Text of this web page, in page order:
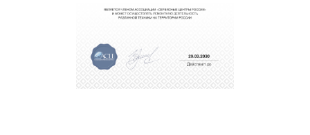
обеспечат доставку устройств в сервис в
полной сохранности и бесплатно.
положительные отзывы и обрели отличную
репутацию. Мы постоянно совершенствуемся и